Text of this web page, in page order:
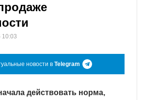
10:03
новости в Telegram
действовать норма,